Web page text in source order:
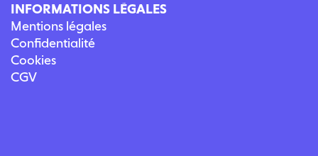
INFORMATIONS LÉGALES
Mentions légales
Confidentialité
Cookies
CGV